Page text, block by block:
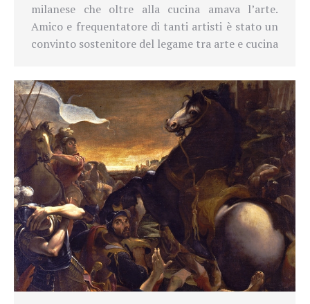
milanese che oltre alla cucina amava l’arte.
Amico e frequentatore di tanti artisti è stato un
convinto sostenitore del legame tra arte e cucina